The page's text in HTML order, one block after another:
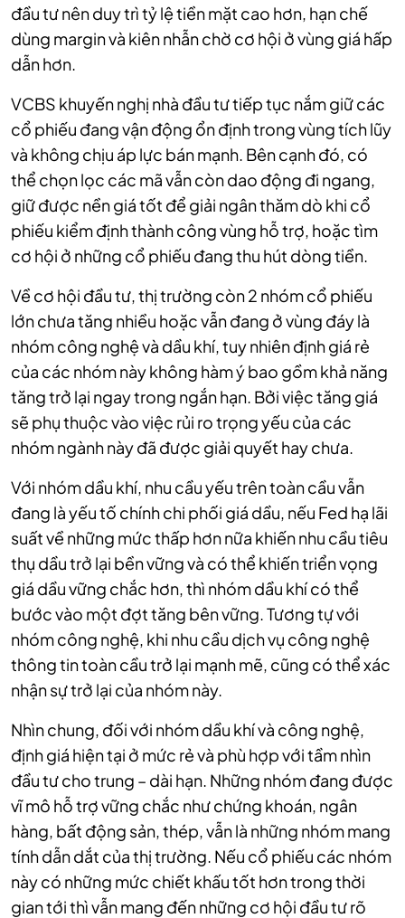
đầu tư nên duy trì tỷ lệ tiền mặt cao hơn, hạn chế
dùng margin và kiên nhẫn chờ cơ hội ở vùng giá hấp
dẫn hơn.
VCBS khuyến nghị nhà đầu tư tiếp tục nắm giữ các
cổ phiếu đang vận động ổn định trong vùng tích lũy
và không chịu áp lực bán mạnh. Bên cạnh đó, có
thể chọn lọc các mã vẫn còn dao động đi ngang,
giữ được nền giá tốt để giải ngân thăm dò khi cổ
phiếu kiểm định thành công vùng hỗ trợ, hoặc tìm
cơ hội ở những cổ phiếu đang thu hút dòng tiền.
Về cơ hội đầu tư, thị trường còn 2 nhóm cổ phiếu
lớn chưa tăng nhiều hoặc vẫn đang ở vùng đáy là
nhóm công nghệ và dầu khí, tuy nhiên định giá rẻ
của các nhóm này không hàm ý bao gồm khả năng
tăng trở lại ngay trong ngắn hạn. Bởi việc tăng giá
sẽ phụ thuộc vào việc rủi ro trọng yếu của các
nhóm ngành này đã được giải quyết hay chưa.
Với nhóm dầu khí, nhu cầu yếu trên toàn cầu vẫn
đang là yếu tố chính chi phối giá dầu, nếu Fed hạ lãi
suất về những mức thấp hơn nữa khiến nhu cầu tiêu
thụ dầu trở lại bền vững và có thể khiến triển vọng
giá dầu vững chắc hơn, thì nhóm dầu khí có thể
bước vào một đợt tăng bên vững. Tương tự với
nhóm công nghệ, khi nhu cầu dịch vụ công nghệ
thông tin toàn cầu trở lại mạnh mẽ, cũng có thể xác
nhận sự trở lại của nhóm này.
Nhìn chung, đối với nhóm dầu khí và công nghệ,
định giá hiện tại ở mức rẻ và phù hợp với tầm nhìn
đầu tư cho trung – dài hạn. Những nhóm đang được
vĩ mô hỗ trợ vững chắc như chứng khoán, ngân
hàng, bất động sản, thép, vẫn là những nhóm mang
tính dẫn dắt của thị trường. Nếu cổ phiếu các nhóm
này có những mức chiết khấu tốt hơn trong thời
gian tới thì vẫn mang đến những cơ hội đầu tư rõ